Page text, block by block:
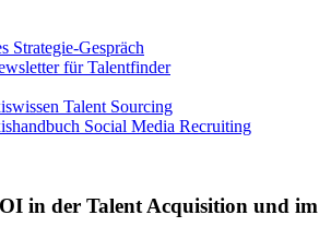
Strategie-Gespräch
für Talentfinder
Talent Sourcing
Social Media Recruiting
in der Talent Acquisition und